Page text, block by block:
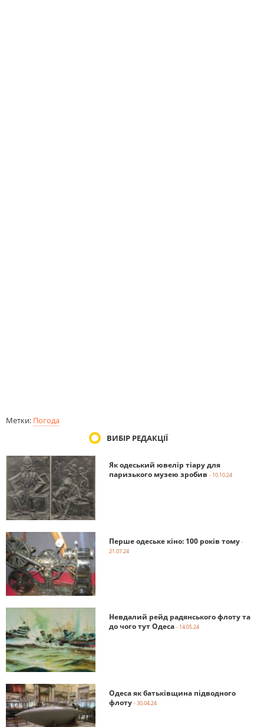
Метки: Погода
ВИБІР РЕДАКЦІЇ
Як одеський ювелір тіару для
паризького музею зробив - 10.10.24
Перше одеське кіно: 100 років тому -
21.07.24
Невдалий рейд радянського флоту та
до чого тут Одеса - 14.05.24
Одеса як батьківщина підводного
флоту - 30.04.24